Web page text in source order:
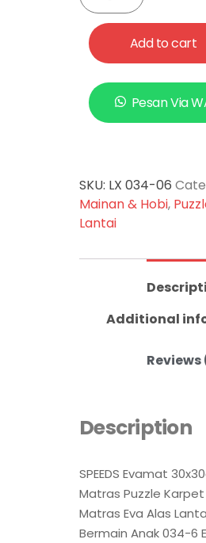
Add to cart
Pesan Via
SKU: LX 034-06
Mainan & Hobi,
Lantai
Additional
Reviews
Description
SPEEDS Evamat
Matras Puzzle Karpet
Matras Eva Alas
Bermain Anak 034-6